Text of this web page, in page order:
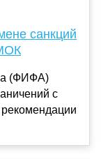
санкций
(ФИФА)
с